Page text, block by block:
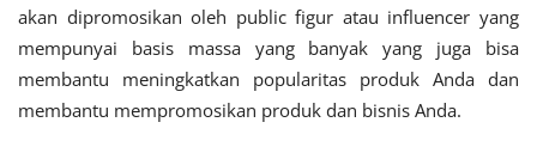
akan dipromosikan oleh public figur atau influencer yang
mempunyai basis massa yang banyak yang juga bisa
membantu meningkatkan popularitas produk Anda dan
membantu mempromosikan produk dan bisnis Anda.